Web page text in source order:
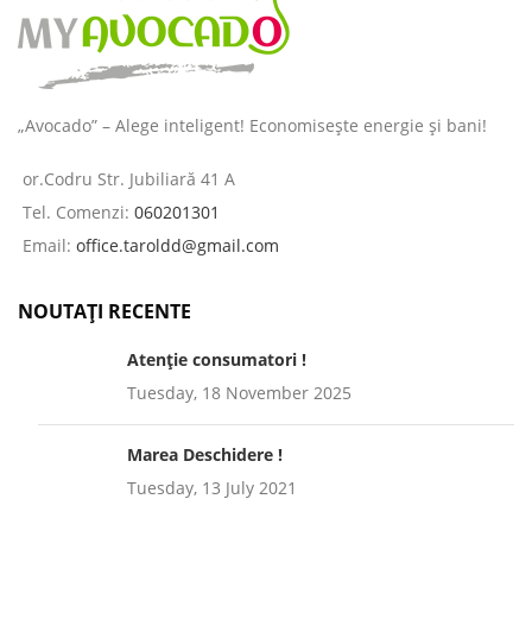
„Avocado” – Alege inteligent! Economisește energie și bani!
or.Codru Str. Jubiliară 41 A
Tel. Comenzi: 060201301
Email: office.taroldd@gmail.com
NOUTAȚI RECENTE
Atenție consumatori !
Tuesday, 18 November 2025
Marea Deschidere !
Tuesday, 13 July 2021